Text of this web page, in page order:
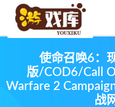
使命召唤6：
版/COD6/Call
Warfare 2
战